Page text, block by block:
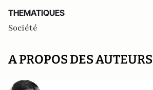
THEMATIQUES
Société
A PROPOS DES AUTEURS